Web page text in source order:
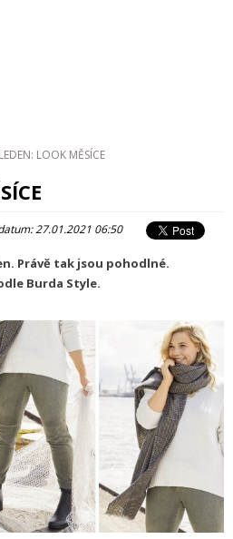
LEDEN: LOOK MĚSÍCE
27.01.2021 06:50
Právě tak jsou pohodlné.
Burda Style.